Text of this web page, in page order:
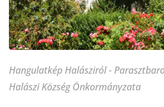
Hangulatkép Halásziról -
Halászi Község Önkormányzata